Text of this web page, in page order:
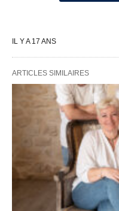
IL Y A 17 ANS
ARTICLES SIMILAIRES